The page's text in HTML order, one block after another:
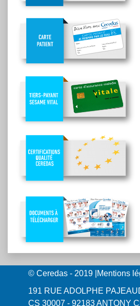
© Ceredas - 2019 Mentions
191 RUE ADOLPHE
CS 30007 - 92183 ANTONY